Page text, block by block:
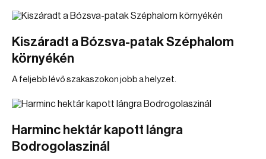
Kiszáradt a Bózsva-patak Széphalom
környékén
A feljebb lévő szakaszokon jobb a helyzet.
Harminc hektár kapott lángra
Bodrogolaszinál